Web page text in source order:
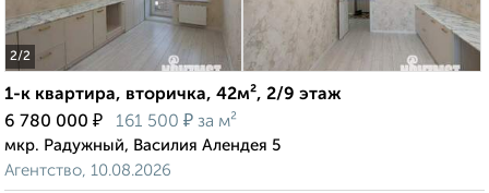
2/2
1-к квартира, вторичка, 42м², 2/9 этаж
6 780 000 ₽ 161 500 ₽ за м²
мкр. Радужный, Василия Алендея 5
Агентство, 10.08.2026